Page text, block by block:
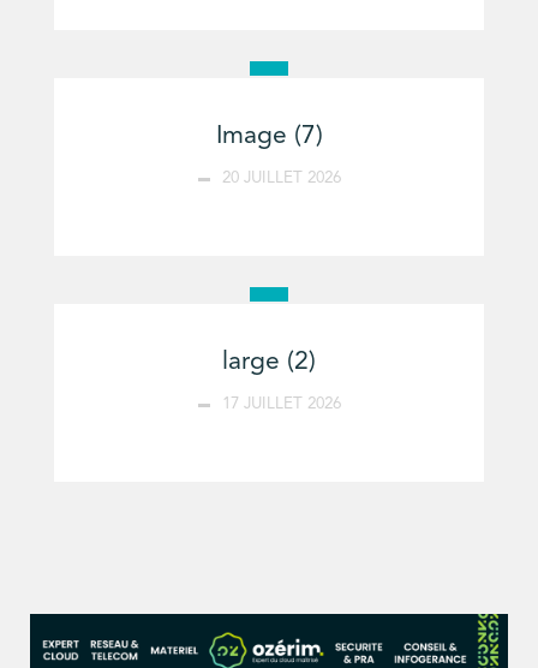
Image (7)
20 JUILLET 2026
large (2)
17 JUILLET 2026